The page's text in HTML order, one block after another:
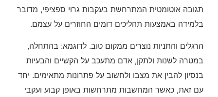
תגובה אוטומטית המתרחשת בעקבות גרוי ספציפי, מדובר
בלמידה באמצעות תהליכים דומים החוזרים על עצמם.
הרגלים והתניות נוצרים ממקום טוב. לדוגמא: בהתחלה,
במטרה לשנות ולתקן, אדם מתעכב על הקשיים והבעיות
בנסיון להבין את מצבו ולחשוב על פתרונות מתאימים. יחד
עם זאת, כאשר המחשבות מתרחשות באופן קבוע ועקבי